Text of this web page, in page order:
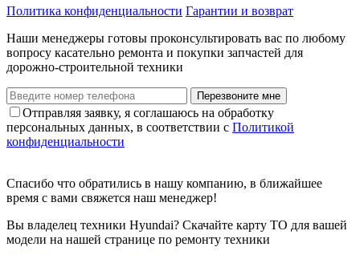
Политика конфиденциальности Гарантии и возврат
Наши менеджеры готовы проконсультировать вас по любому
вопросу касательно ремонта и покупки запчастей для
дорожно-строительной техники
Перезвоните мне
Отправляя заявку, я соглашаюсь на обработку
персональных данных, в соответствии с Политикой
конфиденциальности
Спасибо что обратились в нашу компанию, в ближайшее
время с вами свяжется наш менеджер!
Вы владелец техники Hyundai? Скачайте карту ТО для вашей
модели на нашей странице по ремонту техники